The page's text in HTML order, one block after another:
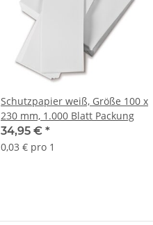
Schutzpapier weiß, Größe 100 x
230 mm, 1.000 Blatt Packung
34,95 € *
0,03 € pro 1